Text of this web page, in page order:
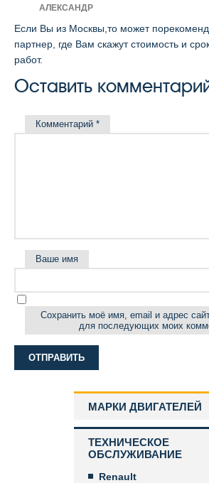
АЛЕКСАНДР
Если Вы из Москвы,то может
партнер, где Вам скажут стоимость и
работ.
Оставить
Комментарий *
Ваше имя
Сохранить моё имя, email и адрес
для последующих моих
МАРКИ ДВИГАТЕЛЕЙ
ТЕХНИЧЕСКОЕ
ОБСЛУЖИВАНИЕ
Renault